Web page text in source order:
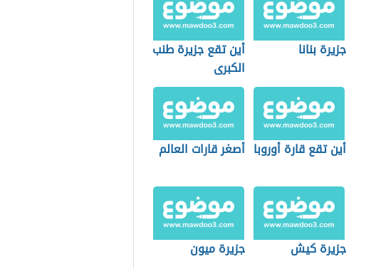
جزيرة بنانا
أين تقع جزيرة طنب
الكبرى
أين تقع قارة أوروبا أصغر قارات العالم
جزيرة كيش جزيرة ميون